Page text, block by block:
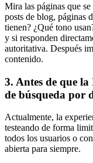
Mira las páginas que
posts de blog, páginas
tienen? ¿Qué tono
y si responden
autoritativa. Después
contenido.
3. Antes de que
de búsqueda por
Actualmente, la
testeando de forma
todos los usuarios o
abierta para siempre.